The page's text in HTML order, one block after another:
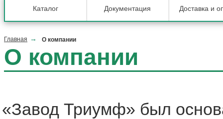
Каталог Документация Доставка и
Главная О компании
О компании
«Завод Триумф» был